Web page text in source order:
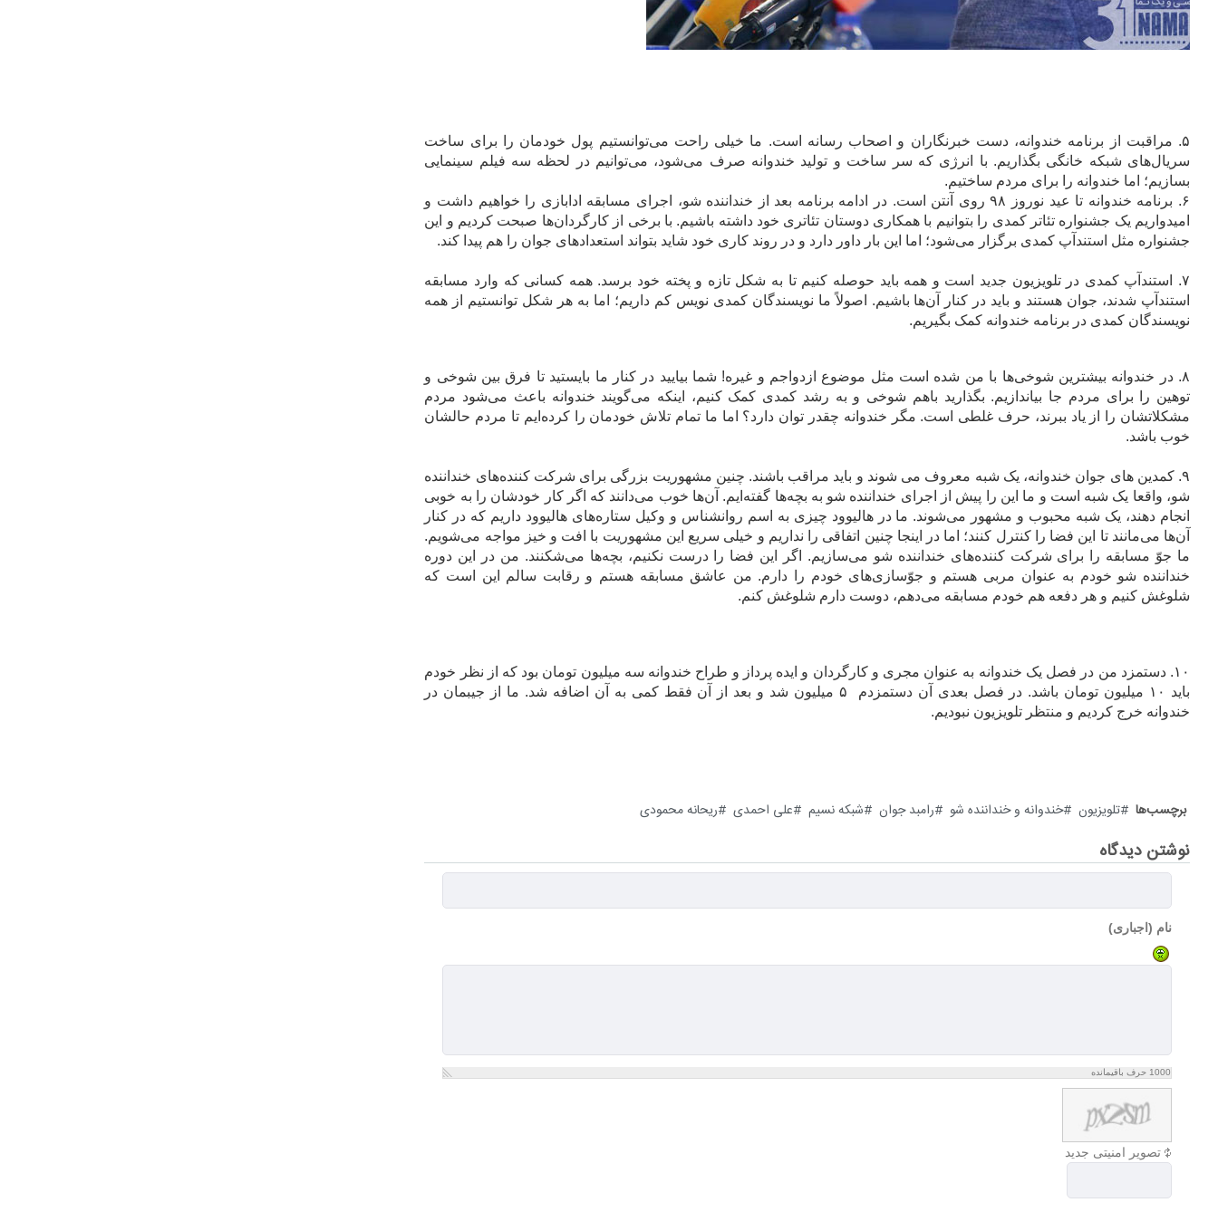
۵. مراقبت از برنامه خندوانه، دست خبرنگاران و اصحاب رسانه است. ما خیلی راحت می‌توانستیم پول خودمان را برای ساخت
سریال‌های شبکه خانگی بگذاریم. با انرژی که سر ساخت و تولید خندوانه صرف می‌شود، می‌توانیم در لحظه سه فیلم سینمایی
بسازیم؛ اما خندوانه را برای مردم ساختیم.
۶. برنامه خندوانه تا عید نوروز ۹۸ روی آنتن است. در ادامه برنامه بعد از خنداننده شو، اجرای مسابقه ادابازی را خواهیم داشت و
امیدواریم یک جشنواره تئاتر‌ کمدی را بتوانیم با همکاری دوستان تئاتری خود داشته باشیم. با برخی از کارگردان‌ها صبحت کردیم و این
جشنواره مثل استندآپ کمدی برگزار می‌شود؛ اما این بار داور دارد و در روند کاری خود شاید بتواند استعدادهای جوان‌ را هم پیدا کند.
۷. استندآپ کمدی در تلویزیون جدید است و همه باید حوصله کنیم تا به شکل تازه و پخته‌ خود برسد. همه کسانی که وارد مسابقه
استندآپ شدند، جوان هستند و باید در کنار آن‌ها باشیم. اصولاً ما نویسندگان کمدی نویس کم داریم؛ اما به هر شکل توانستیم از همه
نویسندگان کمدی در برنامه خندوانه کمک بگیریم.
۸. در خندوانه بیشترین شوخی‌ها با من شده است مثل موضوع ازدواجم و غیره! شما بیایید در کنار ما بایستید تا فرق بین شوخی و
توهین را برای مردم جا بیاندازیم. بگذارید باهم شوخی و به رشد کمدی کمک کنیم، اینکه می‌گویند خندوانه باعث می‌شود مردم
مشکلاتشان را از یاد ببرند، حرف غلطی است. مگر خندوانه چقدر توان دارد؟ اما ما تمام تلاش خودمان را کرده‌ایم تا مردم حالشان
خوب باشد.
۹. کمدین های جوان خندوانه، یک شبه معروف می شوند و باید مراقب باشند. چنین مشهوریت بزرگی برای شرکت کننده‌های خنداننده
شو، واقعا یک شبه است و ما این را پیش از اجرای خنداننده شو به بچه‌ها گفته‌ایم. آن‌ها خوب می‌دانند که اگر کار خودشان را به خوبی
انجام دهند، یک شبه محبوب و مشهور می‌شوند. ما در هالیوود چیزی به اسم روانشناس و وکیل ستاره‌های هالیوود داریم که در کنار
آن‌ها می‌مانند تا این فضا را کنترل کنند؛ اما در اینجا چنین اتفاقی را نداریم و خیلی سریع این مشهوریت با افت و خیز مواجه می‌شویم.
ما جوّ مسابقه را برای شرکت کننده‌های خنداننده شو می‌سازیم. اگر این فضا را درست نکنیم، بچه‌ها می‌شکنند. من در این دوره
خنداننده شو خودم به عنوان مربی هستم و جوّسازی‌های خودم را دارم. من عاشق مسابقه هستم و رقابت سالم این است که
شلوغش کنیم و هر دفعه هم خودم مسابقه می‌دهم، دوست دارم شلوغش کنم.
۱۰. دستمزد من در فصل یک خندوانه به عنوان مجری و کارگردان و ایده پرداز و طراح خندوانه سه میلیون تومان بود که از نظر خودم
باید ۱۰ میلیون تومان باشد. در فصل بعدی آن دستمزدم ۵ میلیون شد و بعد از آن فقط کمی به آن اضافه شد. ما از جیبمان در
خندوانه خرج کردیم و منتظر تلویزیون نبودیم.
برچسب‌ها تلویزیون خندوانه و خنداننده شو رامبد جوان شبکه نسیم علی احمدی ریحانه محمودی
نوشتن دیدگاه
نام (اجباری)
1000 حرف باقیمانده
تصویر امنیتی جدید